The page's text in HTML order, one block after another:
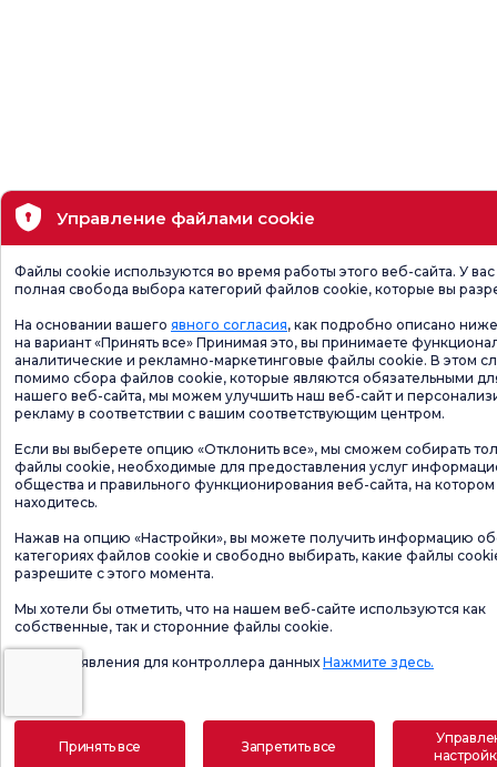
Управление файлами cookie
Файлы cookie используются во время работы этого веб-сайта. У вас
полная свобода выбора категорий файлов cookie, которые вы
На основании вашего явного согласия, как подробно описано
на вариант «Принять все» Принимая это, вы принимаете
аналитические и рекламно-маркетинговые файлы cookie. В этом
помимо сбора файлов cookie, которые являются обязательными
нашего веб-сайта, мы можем улучшить наш веб-сайт и
рекламу в соответствии с вашим соответствующим центром.
Если вы выберете опцию «Отклонить все», мы сможем собирать
файлы cookie, необходимые для предоставления услуг
общества и правильного функционирования веб-сайта, на
находитесь.
Нажав на опцию «Настройки», вы можете получить информацию
категориях файлов cookie и свободно выбирать, какие файлы
разрешите с этого момента.
Мы хотели бы отметить, что на нашем веб-сайте используются как
собственные, так и сторонние файлы cookie.
Форма заявления для контроллера данныхНажмите здесь.
Принять все Запретить все